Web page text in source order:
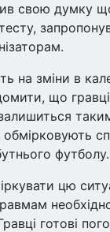
свою думку
на зміни в
що
обмірковують
футболу.
цю
готові